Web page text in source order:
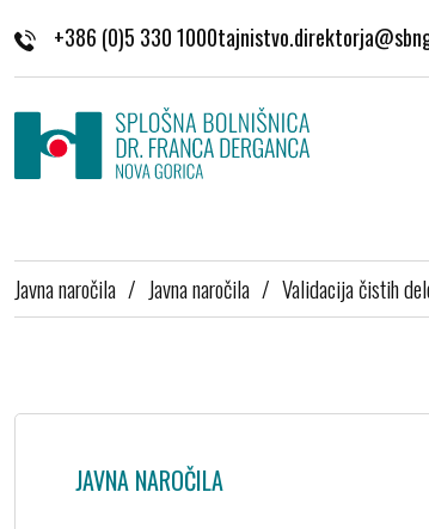
+386 (0)5 330 1000
Javna naročila / Javna naročila / Validacija čistih
JAVNA NAROČILA